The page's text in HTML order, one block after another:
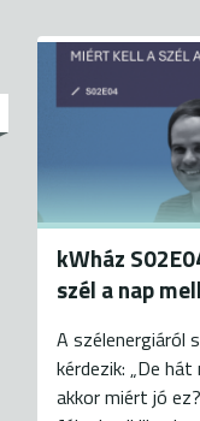
kWház
szél a nap
A szélenergiáról
kérdezik: „De
akkor miért jó